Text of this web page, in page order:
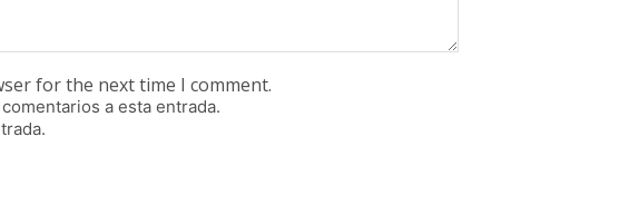
for the next time I comment.
a esta entrada.